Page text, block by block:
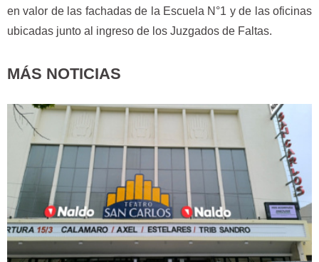
en valor de las fachadas de la Escuela N°1 y de las oficinas
ubicadas junto al ingreso de los Juzgados de Faltas.
MÁS NOTICIAS